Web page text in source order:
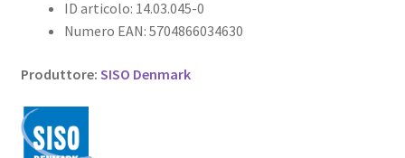
ID articolo: 14.03.045-0
Numero EAN: 5704866034630
Produttore: SISO Denmark